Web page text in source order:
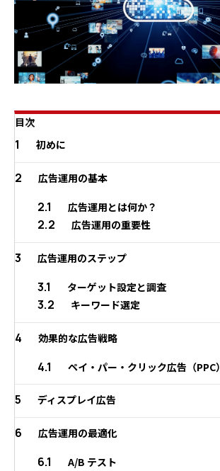
目次
1 初めに
2 広告運用の基本
2.1 広告運用とは何か？
2.2 広告運用の重要性
3 広告運用のステップ
3.1 ターゲット設定と調査
3.2 キーワード選定
4 効果的な広告戦略
4.1 ペイ・パー・クリック広告（PPC）
5 ディスプレイ広告
6 広告運用の最適化
6.1 A/B テスト